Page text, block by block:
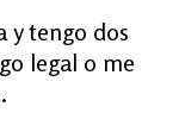
y tengo dos
legal o me
.